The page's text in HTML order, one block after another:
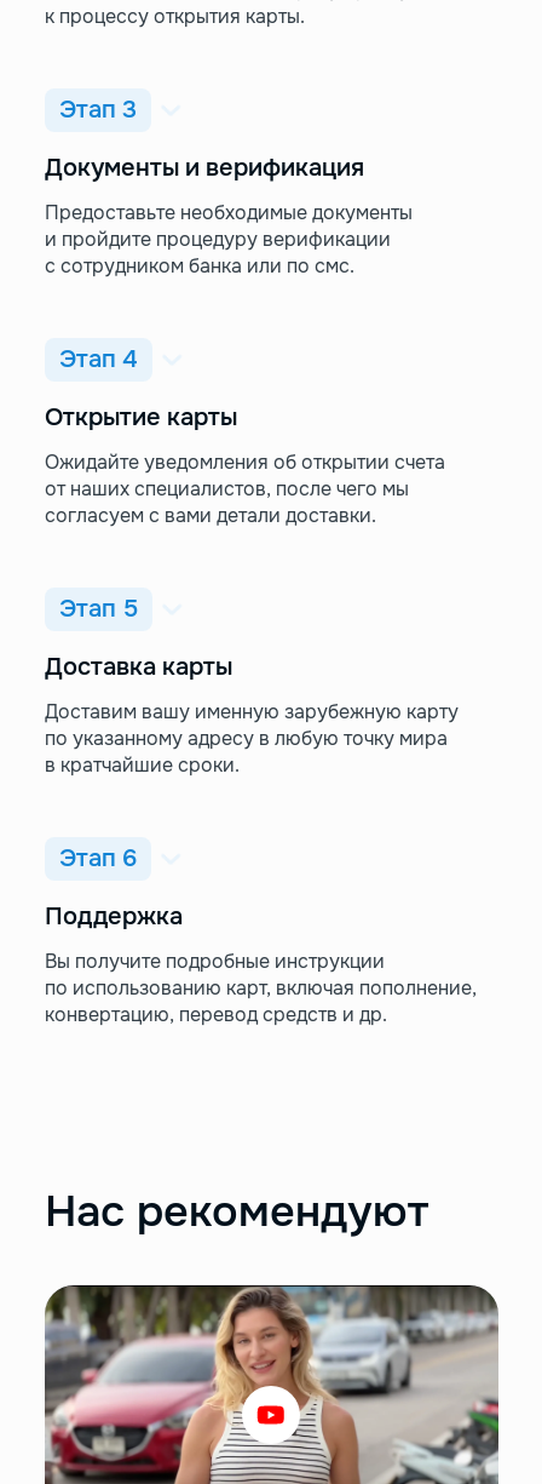
к процессу открытия карты.
Этап 3
Документы и верификация
Предоставьте необходимые документы
и пройдите процедуру верификации
с сотрудником банка или по смс.
Этап 4
Открытие карты
Ожидайте уведомления об открытии счета
от наших специалистов, после чего мы
согласуем с вами детали доставки.
Этап 5
Доставка карты
Доставим вашу именную зарубежную карту
по указанному адресу в любую точку мира
в кратчайшие сроки.
Этап 6
Поддержка
Вы получите подробные инструкции
по использованию карт, включая пополнение,
конвертацию, перевод средств и др.
Нас рекомендуют